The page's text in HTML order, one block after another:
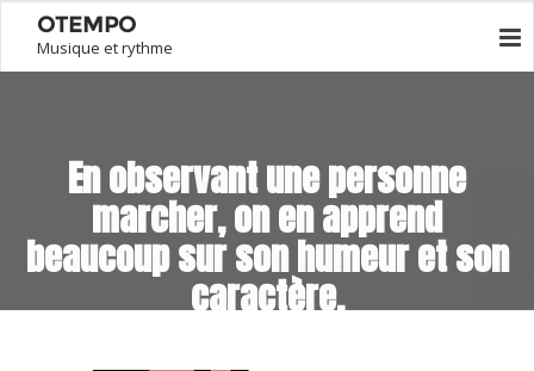
OTEMPO
Musique et rythme
En observant une personne
marcher, on en apprend
beaucoup sur son humeur et son
caractère.